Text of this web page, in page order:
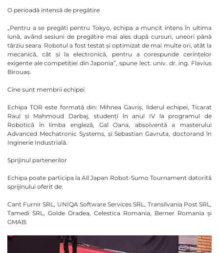
O perioadă intensă de pregătire
„Pentru a se pregăti pentru Tokyo, echipa a muncit intens în ultima
lună, având sesiuni de pregătire mai ales după cursuri, uneori până
târziu seara. Robotul a fost testat și optimizat de mai multe ori, atât la
mecanică, cât și la electronică, pentru a corespunde cerințelor
exigente ale competiției din Japonia”, spune lect. univ. dr. ing. Flavius
Birouaș.
Cine sunt membrii echipei
Echipa TOR este formată din: Mihnea Gavriș, liderul echipei, Ticarat
Raul și Mahmoud Darbaj, studenți în anul IV la programul de
Robotică în limba engleză, Gal Oana, absolventă a masterului
Advanced Mechatronic Systems, și Sebastian Gavruta, doctorand în
Inginerie Industrială.
Sprijinul partenerilor
Echipa poate participa la All Japan Robot-Sumo Tournament datorită
sprijinului oferit de:
Cant Furnir SRL, UNIQA Software Services SRL, Transilvania Post SRL,
Tamedi SRL, Golde Oradea, Celestica Romania, Berner Romania și
GMAB.